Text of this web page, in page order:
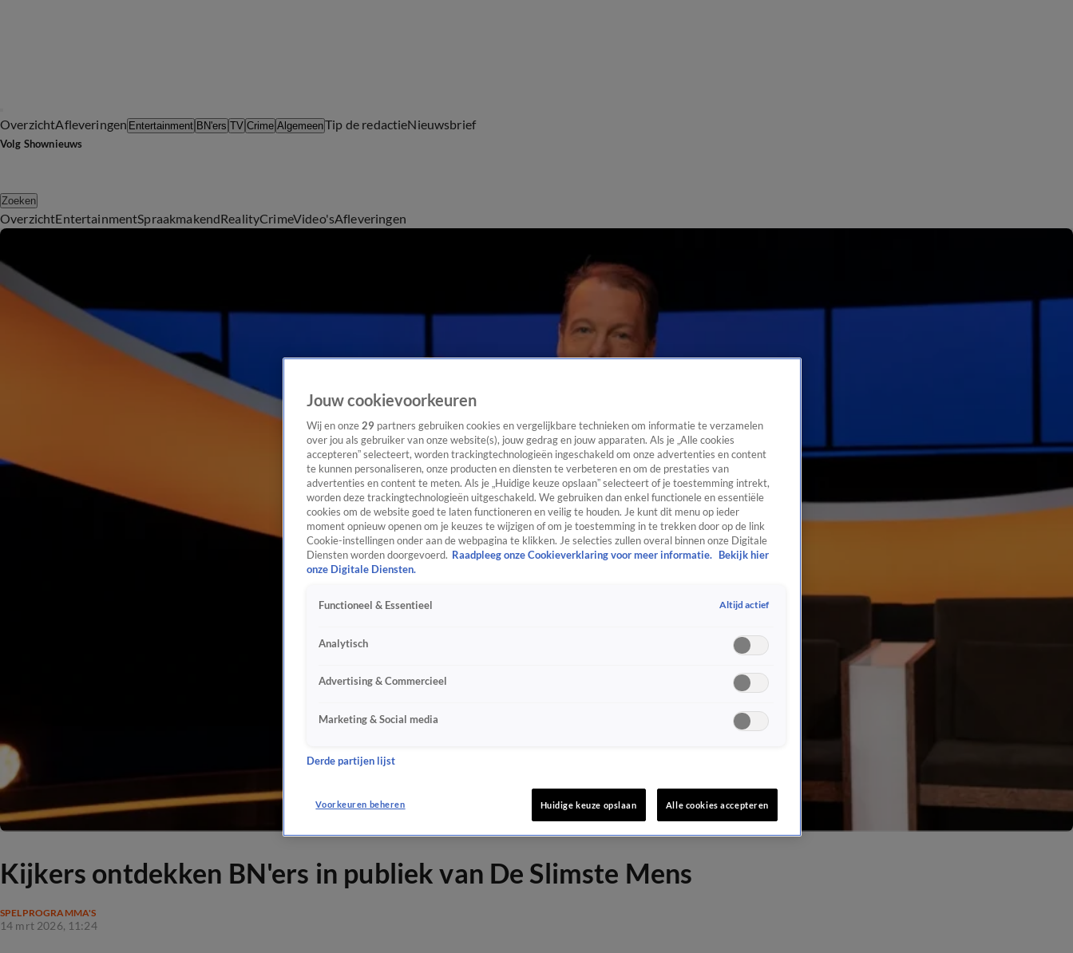
OverzichtAfleveringen Entertainment BN'ers TV Crime AlgemeenTip de redactieNieuwsbrief
Volg Shownieuws
Zoeken
OverzichtEntertainmentSpraakmakendRealityCrimeVideo'sAfleveringen
Kijkers ontdekken BN'ers in publiek van De Slimste Mens
SPELPROGRAMMA'S
14 mrt 2026, 11:24
Jouw cookievoorkeuren
Wij en onze 29 partners gebruiken cookies en vergelijkbare technieken om informatie te verzamelen
over jou als gebruiker van onze website(s), jouw gedrag en jouw apparaten. Als je „Alle cookies
accepteren” selecteert, worden trackingtechnologieën ingeschakeld om onze advertenties en content
te kunnen personaliseren, onze producten en diensten te verbeteren en om de prestaties van
advertenties en content te meten. Als je „Huidige keuze opslaan” selecteert of je toestemming intrekt,
worden deze trackingtechnologieën uitgeschakeld. We gebruiken dan enkel functionele en essentiële
cookies om de website goed te laten functioneren en veilig te houden. Je kunt dit menu op ieder
moment opnieuw openen om je keuzes te wijzigen of om je toestemming in te trekken door op de link
Cookie-instellingen onder aan de webpagina te klikken. Je selecties zullen overal binnen onze Digitale
Diensten worden doorgevoerd. Raadpleeg onze Cookieverklaring voor meer informatie.
Bekijk hier
onze Digitale Diensten.
Functioneel & Essentieel Altijd actief
Analytisch
Advertising & Commercieel
Marketing & Social media
Derde partijen lijst
Voorkeuren beheren Huidige keuze opslaan Alle cookies accepteren